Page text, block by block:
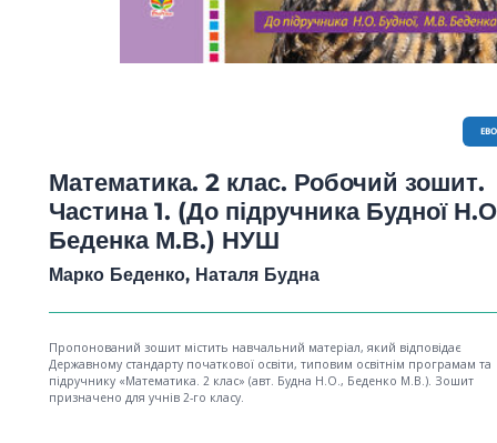
Математика. 2 клас. Робочий зошит.
Частина 1. (До підручника Будної
Беденка М.В.) НУШ
Марко Беденко, Наталя Будна
Пропонований зошит містить навчальний матеріал, який відповідає
Державному стандарту початкової освіти, типовим освітнім програмам та
підручнику «Математика. 2 клас» (авт. Будна Н.О., Беденко М.В.). Зошит
призначено для учнів 2-го класу.